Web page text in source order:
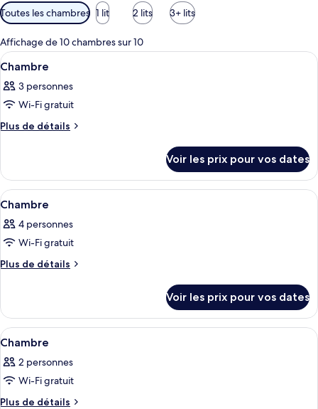
Filtres
disponibles
pour
les
chambres
Toutes les chambres 1 lit 2 lits 3+ lits
Affichage de 10 chambres sur 10
Afficher
toutes
les
photos
pour
de
chambre :
Chambre
Une chambre d’hôtel avec un lit, un
5
Chambre
3 personnes
Wi-Fi gratuit
Plus de détails
Plus
le
type
de
Chambre
Voir les prix pour vos dates
Afficher
toutes
les
photos
pour
de
chambre :
Chambre
Une chambre d’hôtel comprenant
4
Chambre
4 personnes
Wi-Fi gratuit
Plus de détails
Plus
le
type
de
Chambre
Voir les prix pour vos dates
Afficher
toutes
les
photos
pour
Une chambre d’hôtel avec un lit,
4
Chambre
2 personnes
Wi-Fi gratuit
Plus de détails
Plus